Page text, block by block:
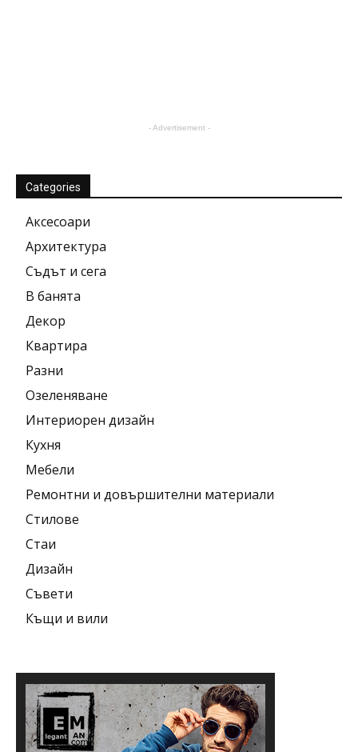
- Advertisement -
Categories
Аксесоари
Архитектура
Съдът и сега
В банята
Декор
Квартира
Разни
Озеленяване
Интериорен дизайн
Кухня
Мебели
Ремонтни и довършителни материали
Стилове
Стаи
Дизайн
Съвети
Къщи и вили